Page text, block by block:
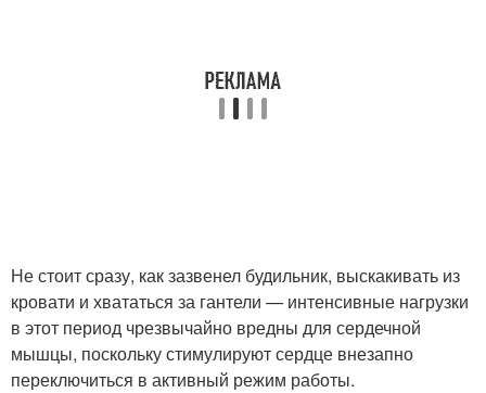
Не стоит сразу, как зазвенел будильник, выскакивать из
кровати и хвататься за гантели — интенсивные нагрузки
в этот период чрезвычайно вредны для сердечной
мышцы, поскольку стимулируют сердце внезапно
переключиться в активный режим работы.